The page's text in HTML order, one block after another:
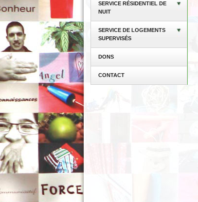
SERVICE RÉSIDENTIEL DE
NUIT
SERVICE DE LOGEMENTS
SUPERVISÉS
DONS
CONTACT